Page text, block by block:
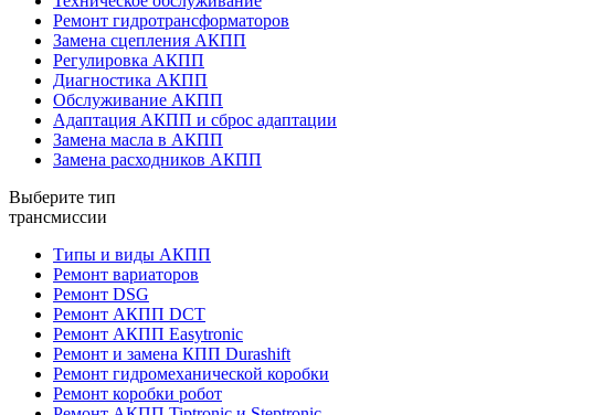
Ремонт гидротрансформаторов
Замена сцепления АКПП
Регулировка АКПП
Диагностика АКПП
Обслуживание АКПП
Адаптация АКПП и сброс адаптации
Замена масла в АКПП
Замена расходников АКПП
Выберите тип
трансмиссии
Типы и виды АКПП
Ремонт вариаторов
Ремонт DSG
Ремонт АКПП DCT
Ремонт АКПП Easytronic
Ремонт и замена КПП Durashift
Ремонт гидромеханической коробки
Ремонт коробки робот